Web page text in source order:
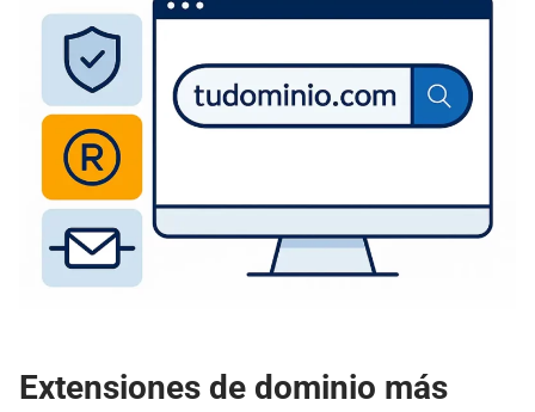
Extensiones de dominio más